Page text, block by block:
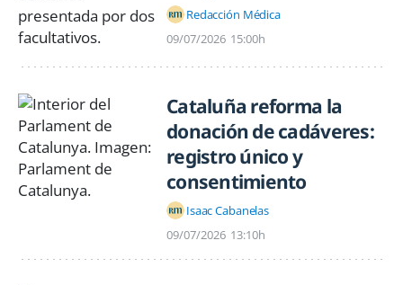
Redacción Médica
09/07/2026 15:00h
Cataluña reforma la
donación de cadáveres:
registro único y
consentimiento
Isaac Cabanelas
09/07/2026 13:10h